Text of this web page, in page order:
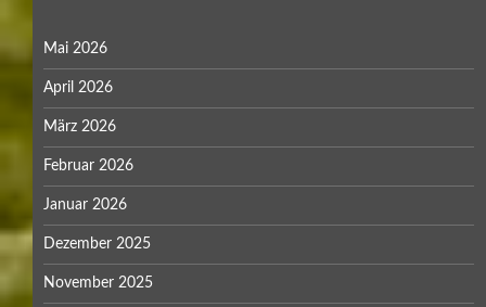
Mai 2026
April 2026
März 2026
Februar 2026
Januar 2026
Dezember 2025
November 2025